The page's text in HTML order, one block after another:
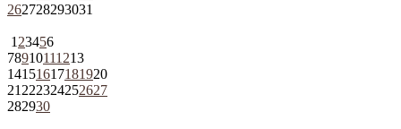
262728293031
1 23456
78910111213
14151617181920
21 222324252627
282930